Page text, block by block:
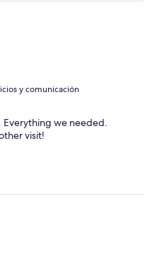
y comunicación
we needed.
visit!